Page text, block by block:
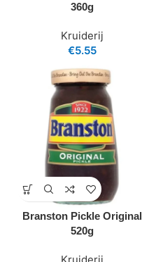
360g
Kruiderij
€5.55
Branston Pickle Original
520g